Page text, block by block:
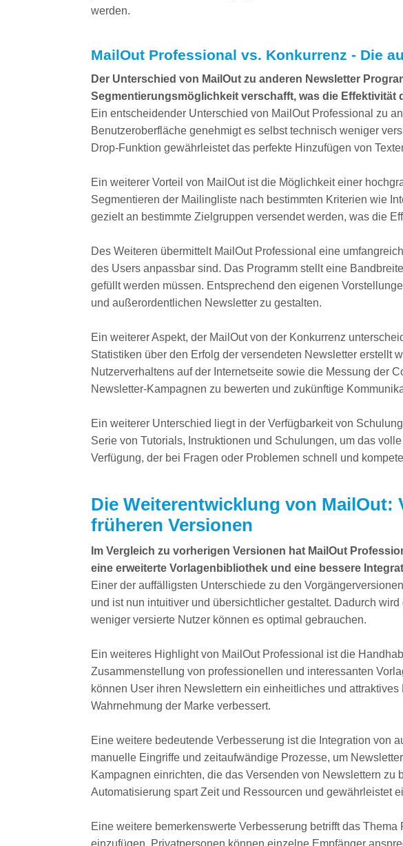
werden.
MailOut Professional vs. Konkurrenz - Die
Der Unterschied von MailOut zu anderen Newsletter
Segmentierungsmöglichkeit verschafft, was die Effektivität
Ein entscheidender Unterschied von MailOut Professional zu
Benutzeroberfläche genehmigt es selbst technisch weniger
Drop-Funktion gewährleistet das perfekte Hinzufügen von
Ein weiterer Vorteil von MailOut ist die Möglichkeit einer
Segmentieren der Mailingliste nach bestimmten Kriterien wie
gezielt an bestimmte Zielgruppen versendet werden, was die
Des Weiteren übermittelt MailOut Professional eine
des Users anpassbar sind. Das Programm stellt eine
gefüllt werden müssen. Entsprechend den eigenen
und außerordentlichen Newsletter zu gestalten.
Ein weiterer Aspekt, der MailOut von der Konkurrenz
Statistiken über den Erfolg der versendeten Newsletter erstellt
Nutzerverhaltens auf der Internetseite sowie die Messung der
Newsletter-Kampagnen zu bewerten und zukünftige
Ein weiterer Unterschied liegt in der Verfügbarkeit von
Serie von Tutorials, Instruktionen und Schulungen, um das
Verfügung, der bei Fragen oder Problemen schnell und
Die Weiterentwicklung von MailOut:
früheren Versionen
Im Vergleich zu vorherigen Versionen hat MailOut
eine erweiterte Vorlagenbibliothek und eine bessere
Einer der auffälligsten Unterschiede zu den
und ist nun intuitiver und übersichtlicher gestaltet. Dadurch
weniger versierte Nutzer können es optimal gebrauchen.
Ein weiteres Highlight von MailOut Professional ist die
Zusammenstellung von professionellen und interessanten
können User ihren Newslettern ein einheitliches und
Wahrnehmung der Marke verbessert.
Eine weitere bedeutende Verbesserung ist die Integration von
manuelle Eingriffe und zeitaufwändige Prozesse, um
Kampagnen einrichten, die das Versenden von Newslettern
Automatisierung spart Zeit und Ressourcen und gewährleistet
Eine weitere bemerkenswerte Verbesserung betrifft das
einzufügen. Privatpersonen können einzelne Empfänger